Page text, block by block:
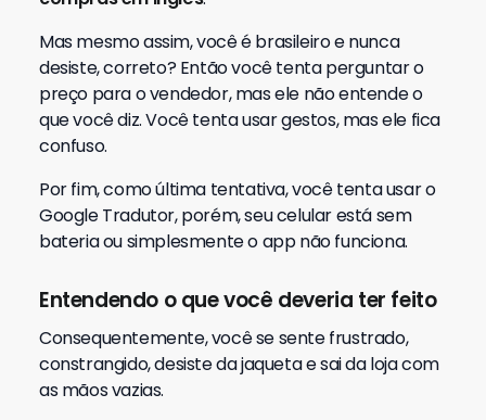
Mas mesmo assim, você é brasileiro e nunca
desiste, correto? Então você tenta perguntar o
preço para o vendedor, mas ele não entende o
que você diz. Você tenta usar gestos, mas ele fica
confuso.
Por fim, como última tentativa, você tenta usar o
Google Tradutor, porém, seu celular está sem
bateria ou simplesmente o app não funciona.
Entendendo o que você deveria ter feito
Consequentemente, você se sente frustrado,
constrangido, desiste da jaqueta e sai da loja com
as mãos vazias.